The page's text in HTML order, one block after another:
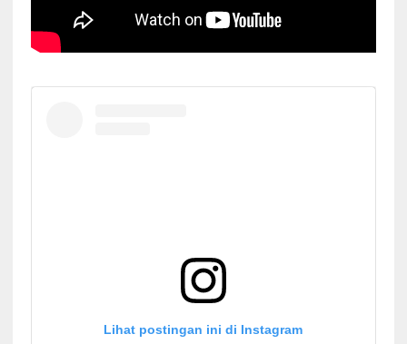
Lihat postingan ini di Instagram